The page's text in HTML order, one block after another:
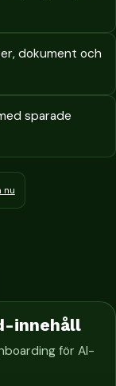
dokument och
sparade
nu
innehåll
för AI-